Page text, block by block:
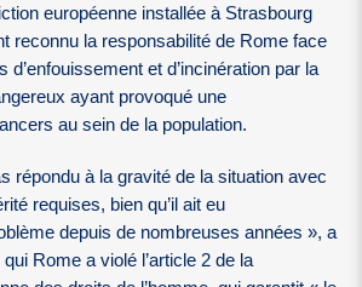
européenne installée à Strasbourg
reconnu la responsabilité de Rome face
d’enfouissement et d’incinération par la
ayant provoqué une
au sein de la population.
répondu à la gravité de la situation avec
requises, bien qu’il ait eu
depuis de nombreuses années », a
Rome a violé l’article 2 de la